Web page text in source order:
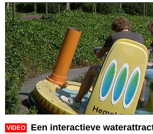
VIDEO
Een interactieve